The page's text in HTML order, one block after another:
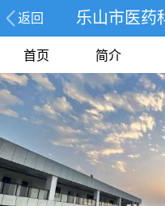
返回 乐山市医药
首页 简介